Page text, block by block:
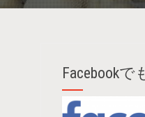
Facebookで